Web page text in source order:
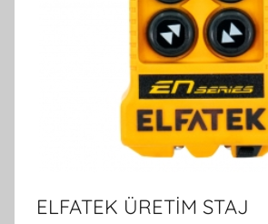
ELFATEK ÜRETİM STAJ